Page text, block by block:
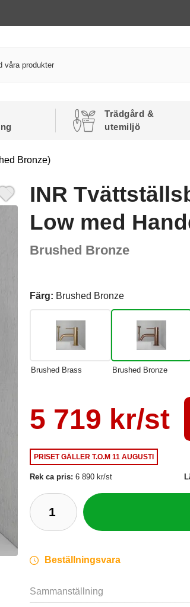
Trädgård &
utemiljö
Bronze)
INR
Low med
Brushed Bronze
Färg: Brushed Bronze
Brushed Brass Brushed Bronze
5 719 kr/st
PRISET GÄLLERT.O.M 11 AUGUSTI
Rek ca pris:6 890 kr/st
Beställningsvara
Sammanställning